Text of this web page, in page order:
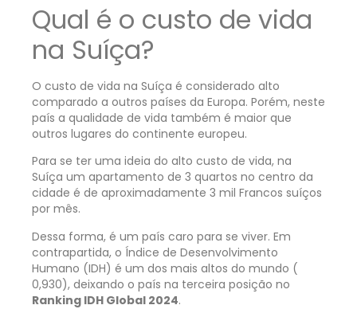
Qual é o custo de vida
na Suíça?
O custo de vida na Suíça é considerado alto
comparado a outros países da Europa. Porém, neste
país a qualidade de vida também é maior que
outros lugares do continente europeu.
Para se ter uma ideia do alto custo de vida, na
Suíça um apartamento de 3 quartos no centro da
cidade é de aproximadamente 3 mil Francos suíços
por mês.
Dessa forma, é um país caro para se viver. Em
contrapartida, o Índice de Desenvolvimento
Humano (IDH) é um dos mais altos do mundo (
0,930), deixando o país na terceira posição no
Ranking IDH Global 2024.